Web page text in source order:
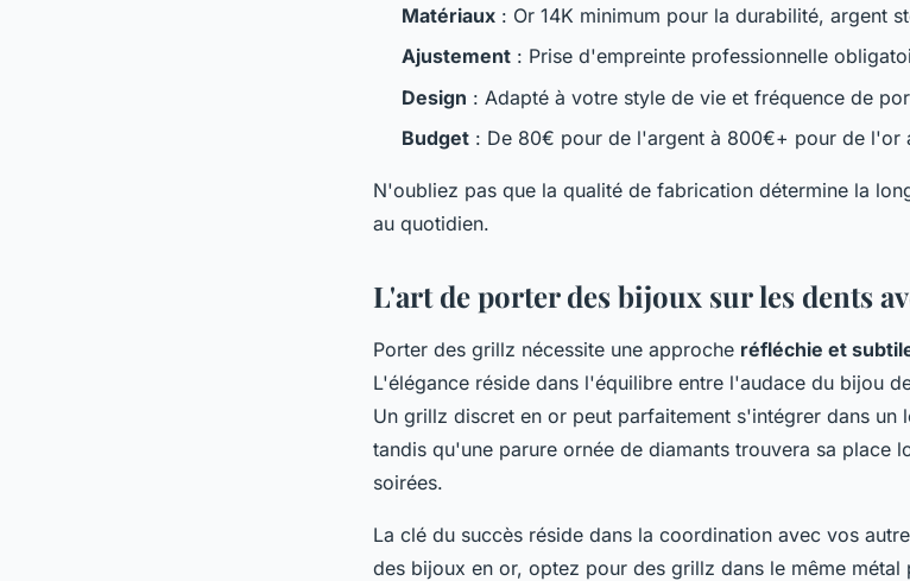
Matériaux : Or 14K minimum pour la durabilité, argent
Ajustement : Prise d'empreinte professionnelle
Design : Adapté à votre style de vie et fréquence de
Budget : De 80€ pour de l'argent à 800€+ pour de l'or
N'oubliez pas que la qualité de fabrication détermine la
au quotidien.
L'art de porter des bijoux sur les dents
Porter des grillz nécessite une approche réfléchie et
L'élégance réside dans l'équilibre entre l'audace du bijou
Un grillz discret en or peut parfaitement s'intégrer dans un
tandis qu'une parure ornée de diamants trouvera sa place
soirées.
La clé du succès réside dans la coordination avec vos
des bijoux en or, optez pour des grillz dans le même métal